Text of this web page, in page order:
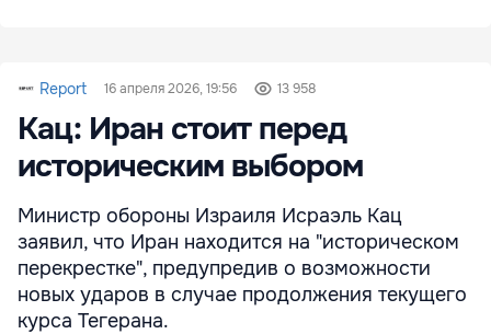
Report 16 апреля 2026, 19:56 13 958
Кац: Иран стоит перед
историческим выбором
Министр обороны Израиля Исраэль Кац
заявил, что Иран находится на "историческом
перекрестке", предупредив о возможности
новых ударов в случае продолжения текущего
курса Тегерана.